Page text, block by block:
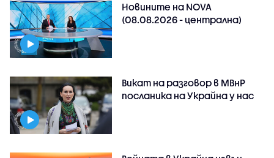
Новините на NOVA
(08.08.2026 - централна)
Викат на разговор в МВнР
посланика на Украйна у нас